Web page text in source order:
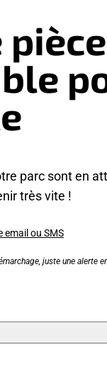
pièce
parc sont en
très vite !
email ou SMS
juste une alerte